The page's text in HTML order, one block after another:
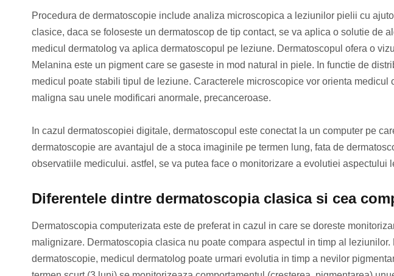
Procedura de dermatoscopie include analiza microscopica a leziunilor pielii cu
clasice, daca se foloseste un dermatoscop de tip contact, se va aplica o solutie de
medicul dermatolog va aplica dermatoscopul pe leziune. Dermatoscopul ofera o
Melanina este un pigment care se gaseste in mod natural in piele. In functie de
medicul poate stabili tipul de leziune. Caracterele microscopice vor orienta medicul
maligna sau unele modificari anormale, precanceroase.
In cazul dermatoscopiei digitale, dermatoscopul este conectat la un computer pe
dermatoscopie are avantajul de a stoca imaginile pe termen lung, fata de
observatiile medicului. astfel, se va putea face o monitorizare a evolutiei aspectului
Diferentele dintre dermatoscopia clasica si cea
Dermatoscopia computerizata este de preferat in cazul in care se doreste
malignizare. Dermatoscopia clasica nu poate compara aspectul in timp al
dermatoscopie, medicul dermatolog poate urmari evolutia in timp a nevilor